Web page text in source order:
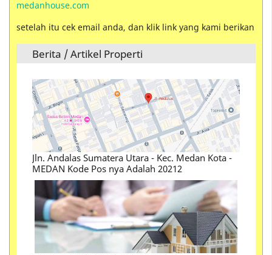
medanhouse.com
setelah itu cek email anda, dan klik link yang kami berikan
Berita / Artikel Properti
Jln. Andalas Sumatera Utara - Kec. Medan Kota -
Cara Menjual Rumah atau Membeli Rumah Yang
Perlu Anda Ketahui